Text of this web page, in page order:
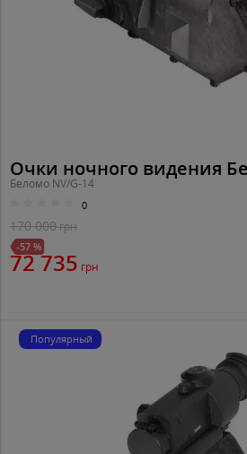
Очки ночного видения
Беломо NV/G-14
0
170 000грн
-57 %
72 735 грн
Популярный